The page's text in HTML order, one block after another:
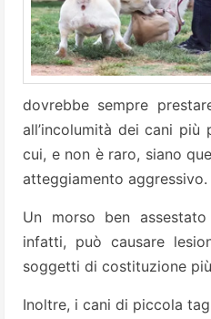
dovrebbe sempre
all’incolumità dei cani più
cui, e non è raro, siano
atteggiamento aggressivo.
Un morso ben
infatti, può causare
soggetti di costituzione
Inoltre, i cani di piccola